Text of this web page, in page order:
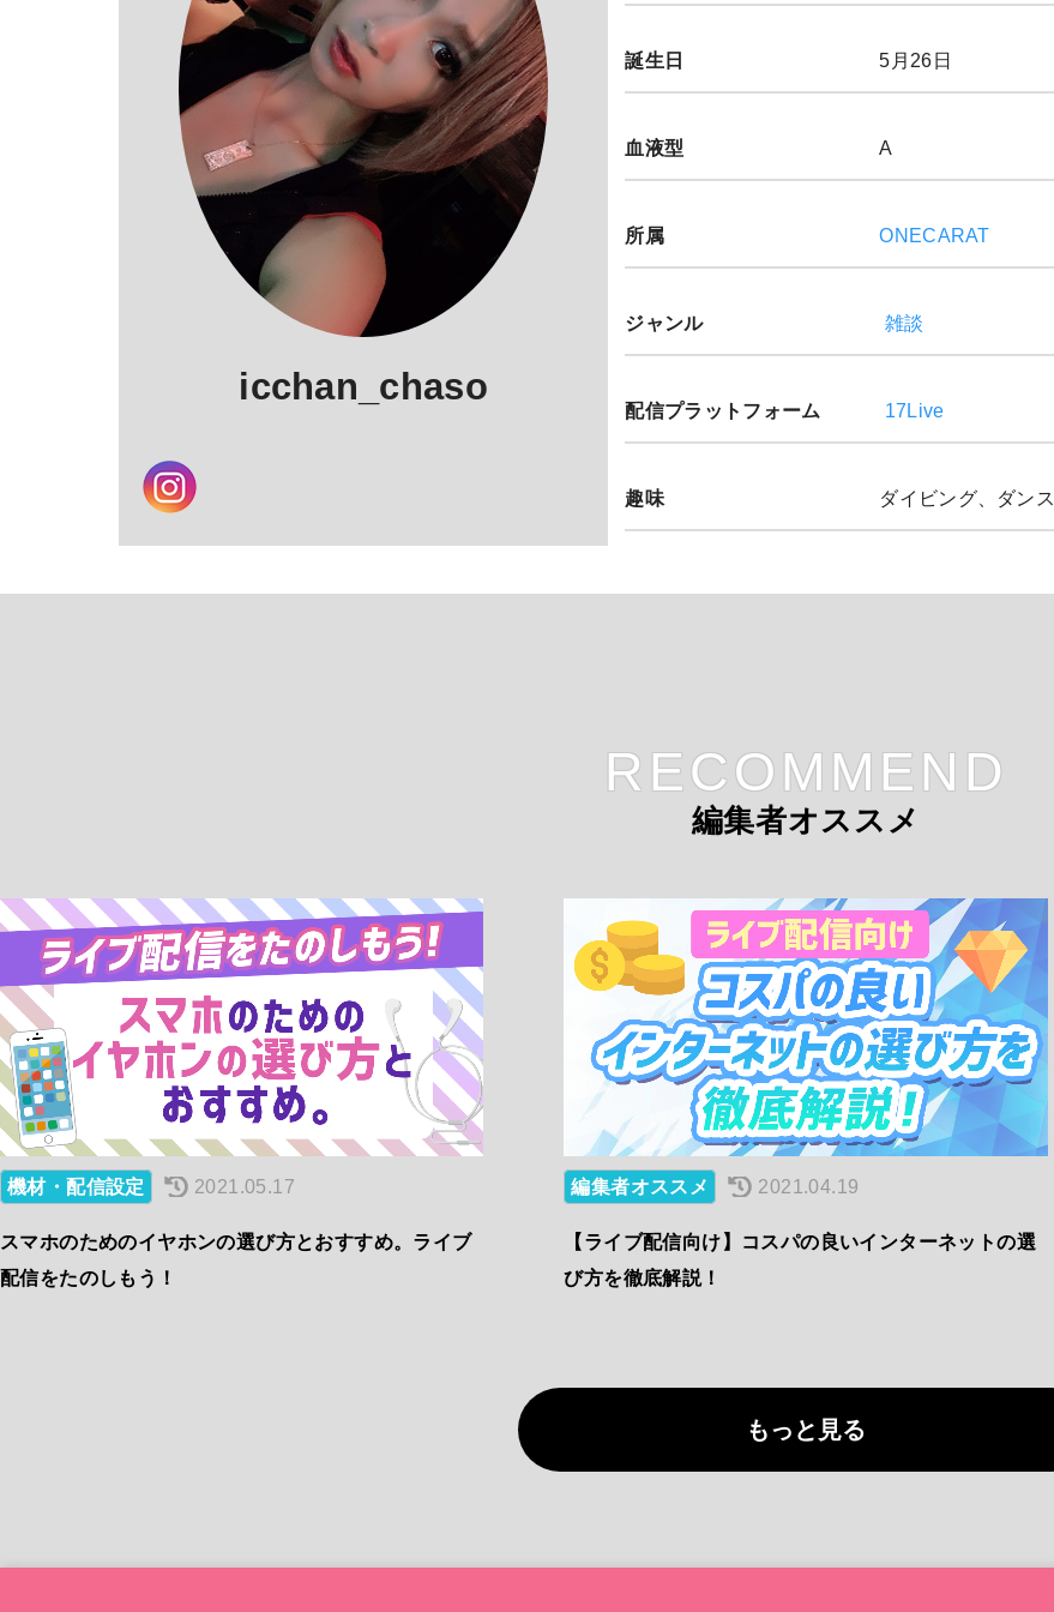
icchan_chaso
誕生日5月26日
血液型A
所属ONECARAT
ジャンル 雑談
配信プラットフォーム 17Live
趣味 ダイビング、ダンス
RECOMMEND
編集者オススメ
機材・配信設定 2021.05.17
スマホのためのイヤホンの選び方とおすすめ。ライブ
配信をたのしもう！
編集者オススメ 2021.04.19
【ライブ配信向け】コスパの良いインターネットの選
び方を徹底解説！
もっと見る